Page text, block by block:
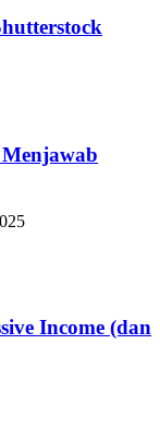
Income (dan